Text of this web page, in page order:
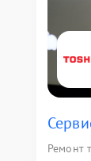
Ремонт